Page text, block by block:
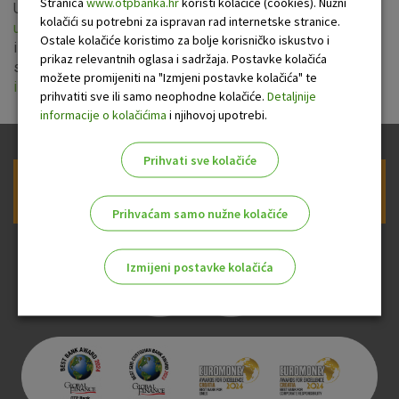
Uprava Banke usvojila je noveOpće uvjete o korištenju
usluge OTPdirekt,Opće uvjete o korištenju usluge eRAČUN
i
Opće uvjete o korištenju usluge OTP m-bankingkoji
stupaju na snagu 15.06.2016. godine, kao iSažetak izmjena
i dopuna Općih uvjeta Internet i mobilnih usluga
kolačići su potrebni za ispravan rad internetske stranice.
Ostale kolačiće koristimo za bolje korisničko iskustvo i
prikaz relevantnih oglasa i sadržaja. Postavke kolačića
možete promijeniti na "Izmjeni postavke kolačića" te
prihvatiti sve ili samo neophodne kolačiće. Detaljnije
informacije o kolačićima i njihovoj upotrebi.
Prihvati sve kolačiće
Prihvaćam samo nužne kolačiće
Izmijeni postavke kolačića